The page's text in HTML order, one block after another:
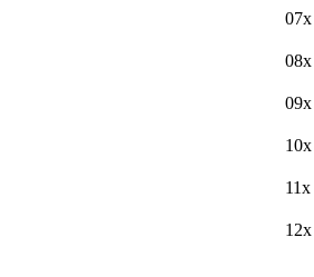
07x
08x
09x
11x